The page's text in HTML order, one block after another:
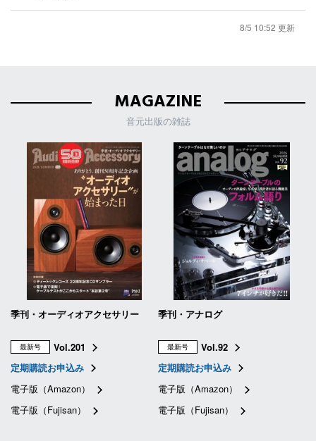
8/5 10:52 更新
MAGAZINE
音元出版の雑誌
季刊・オーディオアクセサリー
最新号
Vol.201
定期購読お申込み
電子版（Amazon）
電子版（Fujisan）
季刊・アナログ
最新号
Vol.92
定期購読お申込み
電子版（Amazon）
電子版（Fujisan）